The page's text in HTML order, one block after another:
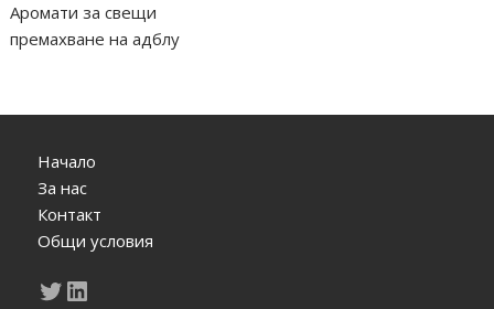
Аромати за свещи
премахване на адблу
Начало
За нас
Контакт
Общи условия
Twitter
LinkedIn